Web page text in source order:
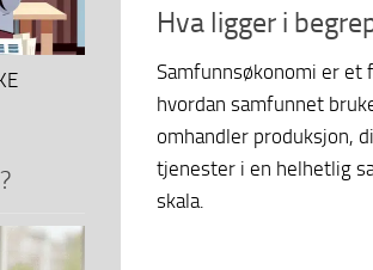
Hva ligger i
Samfunnsøkonomi er
hvordan samfunnet
omhandler produksjon,
tjenester i en helhetlig
skala.